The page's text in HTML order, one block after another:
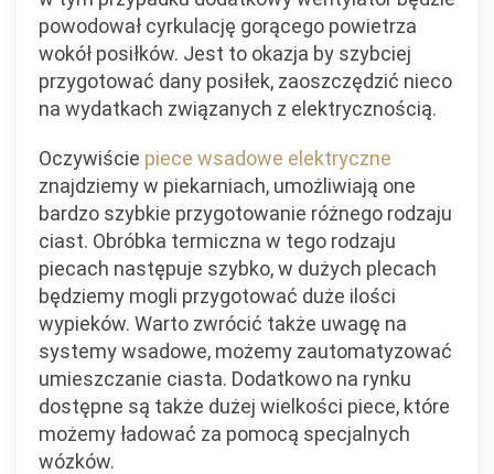
powodował cyrkulację gorącego powietrza
wokół posiłków. Jest to okazja by szybciej
przygotować dany posiłek, zaoszczędzić nieco
na wydatkach związanych z elektrycznością.
Oczywiście piece wsadowe elektryczne
znajdziemy w piekarniach, umożliwiają one
bardzo szybkie przygotowanie różnego rodzaju
ciast. Obróbka termiczna w tego rodzaju
piecach następuje szybko, w dużych plecach
będziemy mogli przygotować duże ilości
wypieków. Warto zwrócić także uwagę na
systemy wsadowe, możemy zautomatyzować
umieszczanie ciasta. Dodatkowo na rynku
dostępne są także dużej wielkości piece, które
możemy ładować za pomocą specjalnych
wózków.